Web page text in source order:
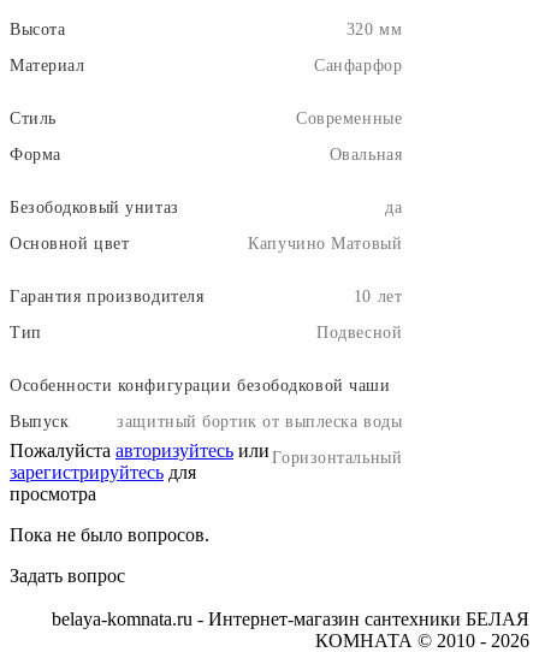
Высота
320 мм
Материал
Санфарфор
Стиль
Современные
Форма
Овальная
Безободковый унитаз
да
Основной цвет
Капучино Матовый
Гарантия производителя
10 лет
Тип
Подвесной
Особенности конфигурации безободковой чаши
защитный бортик от выплеска воды
Выпуск
Горизонтальный
Пожалуйста авторизуйтесь или
зарегистрируйтесь для
просмотра
Пока не было вопросов.
Задать вопрос
belaya-komnata.ru - Интернет-магазин сантехники БЕЛАЯ
КОМНАТА © 2010 - 2026